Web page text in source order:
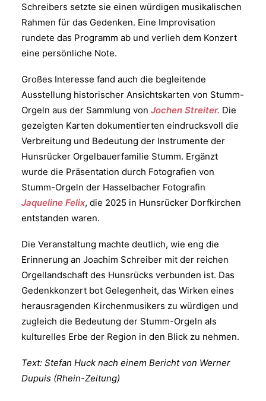
Schreibers setzte sie einen würdigen musikalischen
Rahmen für das Gedenken. Eine Improvisation
rundete das Programm ab und verlieh dem Konzert
eine persönliche Note.
Großes Interesse fand auch die begleitende
Ausstellung historischer Ansichtskarten von Stumm-
Orgeln aus der Sammlung von Jochen Streiter. Die
gezeigten Karten dokumentierten eindrucksvoll die
Verbreitung und Bedeutung der Instrumente der
Hunsrücker Orgelbauerfamilie Stumm. Ergänzt
wurde die Präsentation durch Fotografien von
Stumm-Orgeln der Hasselbacher Fotografin
Jaqueline Felix, die 2025 in Hunsrücker Dorfkirchen
entstanden waren.
Die Veranstaltung machte deutlich, wie eng die
Erinnerung an Joachim Schreiber mit der reichen
Orgellandschaft des Hunsrücks verbunden ist. Das
Gedenkkonzert bot Gelegenheit, das Wirken eines
herausragenden Kirchenmusikers zu würdigen und
zugleich die Bedeutung der Stumm-Orgeln als
kulturelles Erbe der Region in den Blick zu nehmen.
Text: Stefan Huck nach einem Bericht von Werner
Dupuis (Rhein-Zeitung)